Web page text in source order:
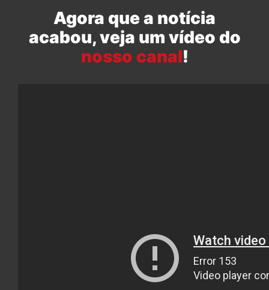
Agora que a notícia
acabou, veja um vídeo do
nosso canal!